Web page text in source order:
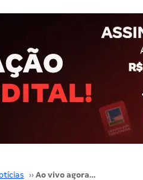
›› Ao vivo agora: Quinta da Enfermagem (episódio 14)